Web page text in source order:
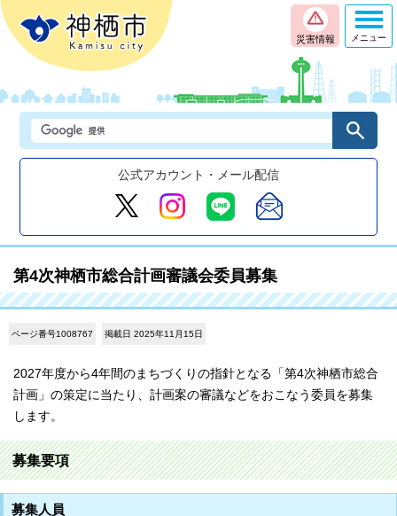
災害情報
公式アカウント・メール配信
メニュー
第4次神栖市総合計画審議会委員募集
ページ番号1008767 掲載日 2025年11月15日
2027年度から4年間のまちづくりの指針となる「第4次神栖市総合
計画」の策定に当たり、計画案の審議などをおこなう委員を募集
します。
募集要項
募集人員